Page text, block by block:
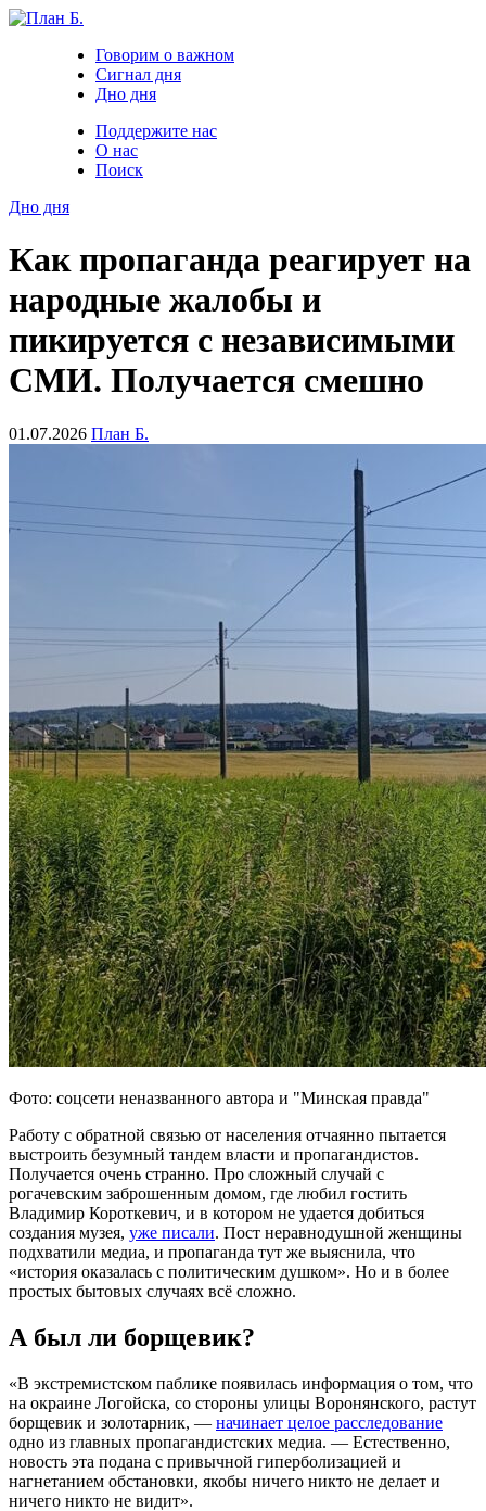
Говорим о важном
Сигнал дня
Дно дня
Поддержите нас
О нас
Поиск
Дно дня
Как пропаганда реагирует на
народные жалобы и
пикируется с независимыми
СМИ. Получается смешно
01.07.2026 План Б.
Фото: соцсети неназванного автора и "Минская правда"
Работу с обратной связью от населения отчаянно пытается
выстроить безумный тандем власти и пропагандистов.
Получается очень странно. Про сложный случай с
рогачевским заброшенным домом, где любил гостить
Владимир Короткевич, и в котором не удается добиться
создания музея, уже писали. Пост неравнодушной женщины
подхватили медиа, и пропаганда тут же выяснила, что
«история оказалась с политическим душком». Но и в более
простых бытовых случаях всё сложно.
А был ли борщевик?
«В экстремистском паблике появилась информация о том, что
на окраине Логойска, со стороны улицы Воронянского, растут
борщевик и золотарник, — начинает целое расследование
одно из главных пропагандистских медиа. — Естественно,
новость эта подана с привычной гиперболизацией и
нагнетанием обстановки, якобы ничего никто не делает и
ничего никто не видит».